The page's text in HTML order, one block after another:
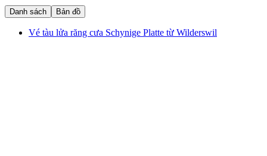
Danh sách Bản đồ
Vé tàu lửa răng cưa Schynige Platte từ Wilderswil